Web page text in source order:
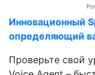
Инновационный
определяющий
Проверьте свой